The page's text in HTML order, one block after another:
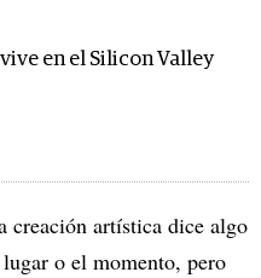
en el Silicon Valley
creación artística dice algo
o el momento, pero